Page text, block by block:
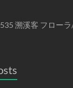
溯溪客 フロー